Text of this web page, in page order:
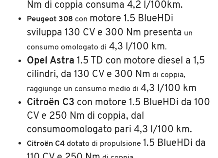
Nm di coppia consuma 4,2 l/100km.
Peugeot 308 con motore 1.5 BlueHDi
sviluppa 130 CV e 300 Nm presenta un
consumo omologato di 4,3 l/100 km.
Opel Astra 1.5 TD con motore diesel a 1,5
cilindri, da 130 CV e 300 Nm di coppia,
raggiunge un consumo medio di 4,3 l/100 km
Citroën C3 con motore 1.5 BlueHDi da 100
CV e 250 Nm di coppia, dal
consumoomologato pari 4,3 l/100 km.
Citroën C4 dotato di propulsione 1.5 BlueHDi da